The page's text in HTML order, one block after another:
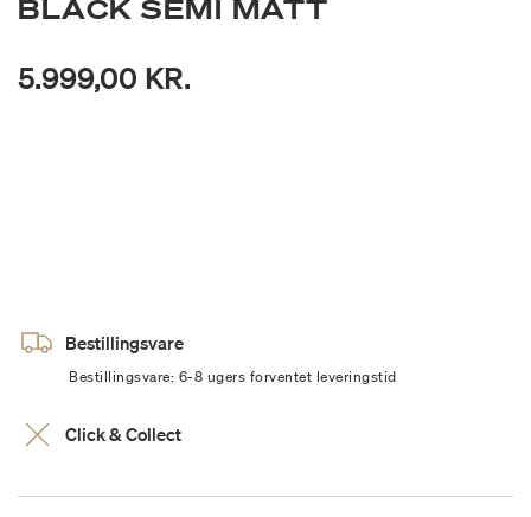
BLACK SEMI MATT
5.999,00 KR.
Bestillingsvare
Bestillingsvare: 6-8 ugers forventet leveringstid
Click & Collect